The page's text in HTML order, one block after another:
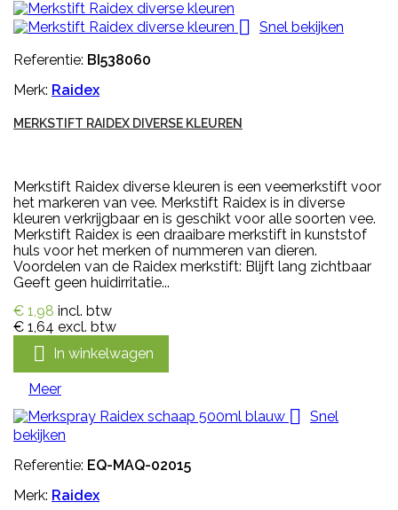

Snel bekijken
Referentie: BI538060
Merk: Raidex
MERKSTIFT RAIDEX DIVERSE KLEUREN
Merkstift Raidex diverse kleuren is een veemerkstift voor
het markeren van vee. Merkstift Raidex is in diverse
kleuren verkrijgbaar en is geschikt voor alle soorten vee.
Merkstift Raidex is een draaibare merkstift in kunststof
huls voor het merken of nummeren van dieren.
Voordelen van de Raidex merkstift: Blijft lang zichtbaar
Geeft geen huidirritatie...
€ 1,98 incl. btw
€ 1,64 excl. btw
 In winkelwagen
Meer

Snel
bekijken
Referentie: EQ-MAQ-02015
Merk: Raidex